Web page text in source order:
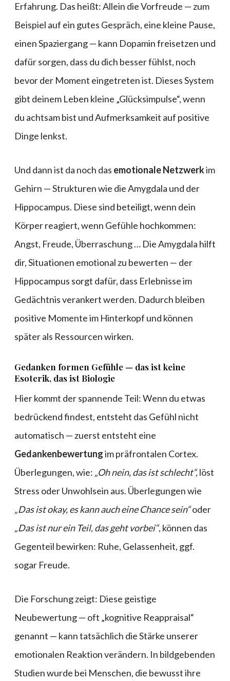
Erfahrung. Das heißt: Allein die Vorfreude — zum
Beispiel auf ein gutes Gespräch, eine kleine Pause,
einen Spaziergang — kann Dopamin freisetzen und
dafür sorgen, dass du dich besser fühlst, noch
bevor der Moment eingetreten ist. Dieses System
gibt deinem Leben kleine „Glücksimpulse“, wenn
du achtsam bist und Aufmerksamkeit auf positive
Dinge lenkst.
Und dann ist da noch das emotionale Netzwerkim
Gehirn — Strukturen wie die Amygdala und der
Hippocampus. Diese sind beteiligt, wenn dein
Körper reagiert, wenn Gefühle hochkommen:
Angst, Freude, Überraschung … Die Amygdala hilft
dir, Situationen emotional zu bewerten — der
Hippocampus sorgt dafür, dass Erlebnisse im
Gedächtnis verankert werden. Dadurch bleiben
positive Momente im Hinterkopf und können
später als Ressourcen wirken.
Gedanken formen Gefühle — das ist keine
Esoterik, das ist Biologie
Hier kommt der spannende Teil: Wenn du etwas
bedrückend findest, entsteht das Gefühl nicht
automatisch — zuerst entsteht eine
Gedankenbewertungim präfrontalen Cortex.
Überlegungen, wie: „Oh nein, das ist schlecht“,löst
Stress oder Unwohlsein aus. Überlegungen wie
„Das ist okay, es kann auch eine Chance sein“oder
„Das ist nur ein Teil, das geht vorbei“, können das
Gegenteil bewirken: Ruhe, Gelassenheit, ggf.
sogar Freude.
Die Forschung zeigt: Diese geistige
Neubewertung — oft „kognitive Reappraisal“
genannt — kann tatsächlich die Stärke unserer
emotionalen Reaktion verändern. In bildgebenden
Studien wurde bei Menschen, die bewusst ihre